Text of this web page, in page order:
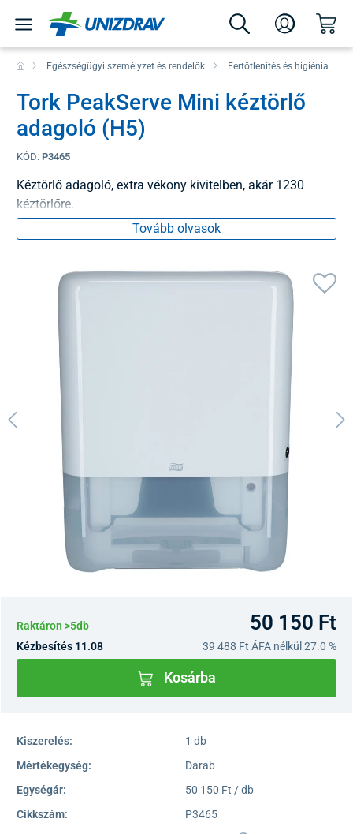
Egészségügyi személyzet és rendelők Fertőtlenítés és higiénia
Tork PeakServe Mini kéztörlő
adagoló (H5)
KÓD: P3465
Kéztörlő adagoló, extra vékony kivitelben, akár 1230
kéztörlőre.
Tovább olvasok
Raktáron >5db 50 150 Ft
Kézbesítés 11.08 39 488 Ft ÁFA nélkül 27.0 %
Kosárba
Kiszerelés:
1 db
Mértékegység:
Darab
Egységár:
50 150 Ft / db
Cikkszám:
P3465